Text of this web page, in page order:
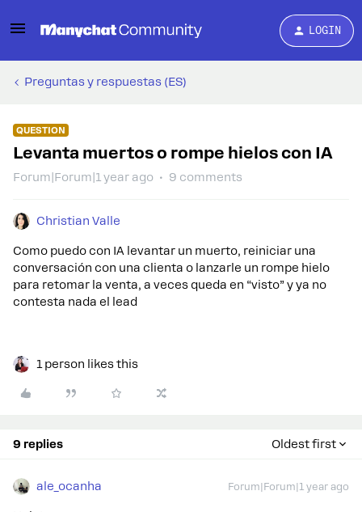
LOGIN
Preguntas y respuestas (ES)
QUESTION
Levanta muertos o rompe hielos con IA
Forum|Forum|1 year ago 9 comments
Christian Valle
Como puedo con IA levantar un muerto, reiniciar una
conversación con una clienta o lanzarle un rompe hielo
para retomar la venta, a veces queda en “visto” y ya no
contesta nada el lead
1 person likes this
9 replies Oldest first
ale_ocanha Forum|Forum|1 year ago